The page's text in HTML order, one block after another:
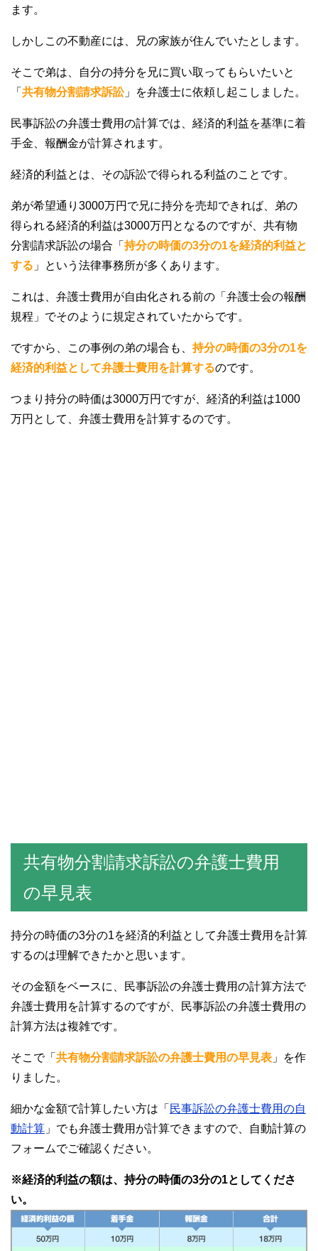
ます。
しかしこの不動産には、兄の家族が住んでいたとします。
そこで弟は、自分の持分を兄に買い取ってもらいたいと
「 共有物分割請求訴訟」を弁護士に依頼し起こしました。
民事訴訟の弁護士費用の計算では、経済的利益を基準に着
手金、報酬金が計算されます。
経済的利益とは、その訴訟で得られる利益のことです。
弟が希望通り3000万円で兄に持分を売却できれば、弟の
得られる経済的利益は3000万円となるのですが、共有物
分割請求訴訟の場合「 持分の時価の3分の1を経済的利益と
する 」という法律事務所が多くあります。
これは、弁護士費用が自由化される前の「弁護士会の報酬
規程」でそのように規定されていたからです。
ですから、この事例の弟の場合も、 持分の時価の3分の1を
経済的利益として弁護士費用を計算するのです。
つまり持分の時価は3000万円ですが、経済的利益は1000
万円として、弁護士費用を計算するのです。
共有物分割請求訴訟の弁護士費用
の早見表
持分の時価の3分の1を経済的利益として弁護士費用を計算
するのは理解できたかと思います。
その金額をベースに、民事訴訟の弁護士費用の計算方法で
弁護士費用を計算するのですが、民事訴訟の弁護士費用の
計算方法は複雑です。
そこで「 共有物分割請求訴訟の弁護士費用の早見表 」を作
りました。
細かな金額で計算したい方は「 民事訴訟の弁護士費用の自
動計算 」でも弁護士費用が計算できますので、自動計算の
フォームでご確認ください。
※経済的利益の額は、持分の時価の3分の1としてくださ
い。